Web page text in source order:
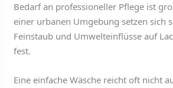
Bedarf an professioneller Pflege ist
einer urbanen Umgebung setzen sich
Feinstaub und Umwelteinflüsse auf
fest.
Eine einfache Wäsche reicht oft nicht